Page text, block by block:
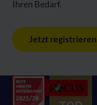
Ihren Bedarf.
Jetzt registrieren